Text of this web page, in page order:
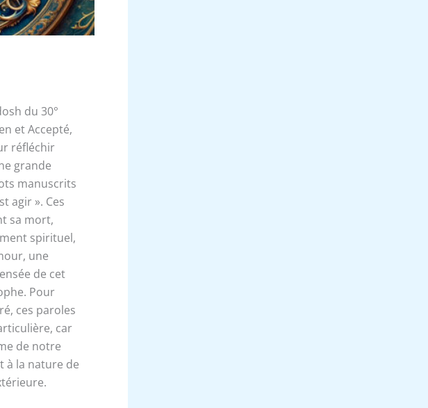
du 30°
et Accepté,
réfléchir
grande
manuscrits
agir ». Ces
sa mort,
spirituel,
une
de cet
Pour
ces paroles
car
de notre
à la nature de